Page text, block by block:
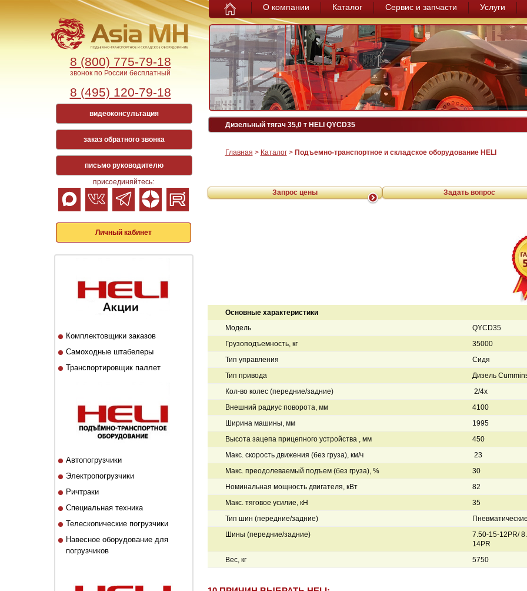
8 (800) 775-79-18
звонок по России бесплатный
8 (495) 120-79-18
видеоконсультация
заказ обратного звонка
письмо руководителю
присоединяйтесь:
Личный кабинет
Комплектовщики заказов
Самоходные штабелеры
Транспортировщик паллет
Автопогрузчики
Электропогрузчики
Ричтраки
Специальная техника
Телескопические погрузчики
Навесное оборудование для
погрузчиков
О компании Каталог Сервис и запчасти Услуги
Главная > Каталог> Подъемно-транспортное и складское оборудование HELI
Дизельный тягач 35,0 т HELI QYCD35
Запрос цены Задать вопрос
Основные характеристики
Модель
QYCD35
Грузоподъемность, кг
35000
Тип управления
Сидя
Тип привода
Дизель
Кол-во колес (передние/задние)
2/4x
Внешний радиус поворота, мм
4100
Ширина машины, мм
1995
Высота зацепа прицепного устройства , мм
450
Макс. скорость движения (без груза), км/ч
23
Макс. преодолеваемый подъем (без груза), %
30
Номинальная мощность двигателя, кВт
82
Макс. тяговое усилие, кН
35
Тип шин (передние/задние)
Пневматические
Шины (передние/задние)
7.50-15-12PR/
14PR
Вес, кг
5750